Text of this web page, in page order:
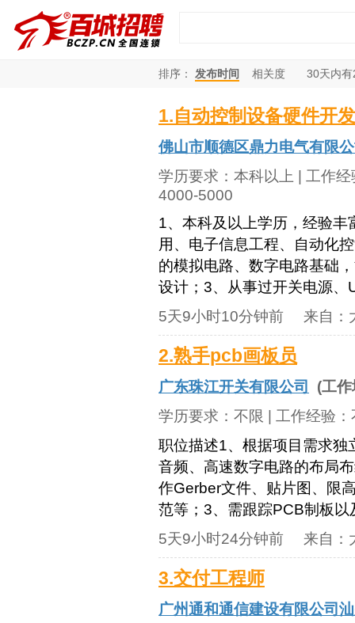
排序： 发布时间 相关度 30天内有
1.自动控制设备硬件开
佛山市顺德区鼎力电气有限
学历要求： 本科以上 | 工作
4000-5000
1、本科及以上学历，经验
用、电子信息工程、自动化
的模拟电路、数字电路基础
设计；3、从事过开关电源
5天9小时10分钟前 来自：
2.熟手pcb画板员
广东珠江开关有限公司
(工
学历要求： 不限 | 工作经验：
职位描述1、根据项目需求
音频、高速数字电路的布局
作Gerber文件、贴片图、限
范等；3、需跟踪PCB制板
5天9小时24分钟前 来自：
3.交付工程师
广州通和通信建设有限公司